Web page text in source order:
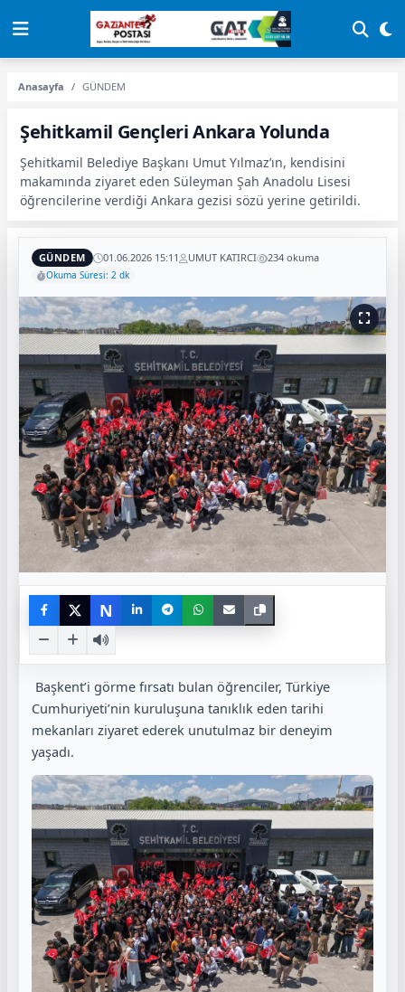
Anasayfa GÜNDEM
Şehitkamil Gençleri Ankara Yolunda
Şehitkamil Belediye Başkanı Umut Yılmaz’ın, kendisini
makamında ziyaret eden Süleyman Şah Anadolu Lisesi
öğrencilerine verdiği Ankara gezisi sözü yerine getirildi.
GÜNDEM 01.06.2026 15:11 UMUT KATIRCI 234 okuma
Okuma Süresi: 2 dk
N
Başkent’i görme fırsatı bulan öğrenciler, Türkiye
Cumhuriyeti’nin kuruluşuna tanıklık eden tarihi
mekanları ziyaret ederek unutulmaz bir deneyim
yaşadı.